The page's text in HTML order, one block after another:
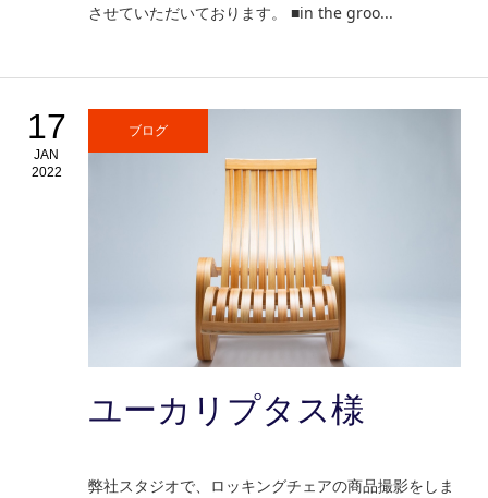
させていただいております。 ■in the groo...
17
JAN
2022
ブログ
ユーカリプタス様
弊社スタジオで、ロッキングチェアの商品撮影をしま